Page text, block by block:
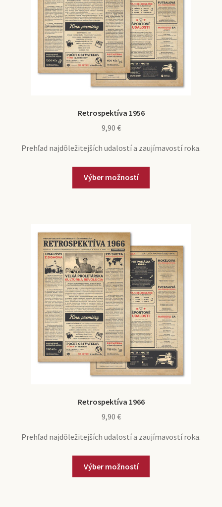
Retrospektíva 1956
9,90 €
Prehľad najdôležitejších udalostí a zaujímavostí roka.
Výber možností
Retrospektíva 1966
9,90 €
Prehľad najdôležitejších udalostí a zaujímavostí roka.
Výber možností